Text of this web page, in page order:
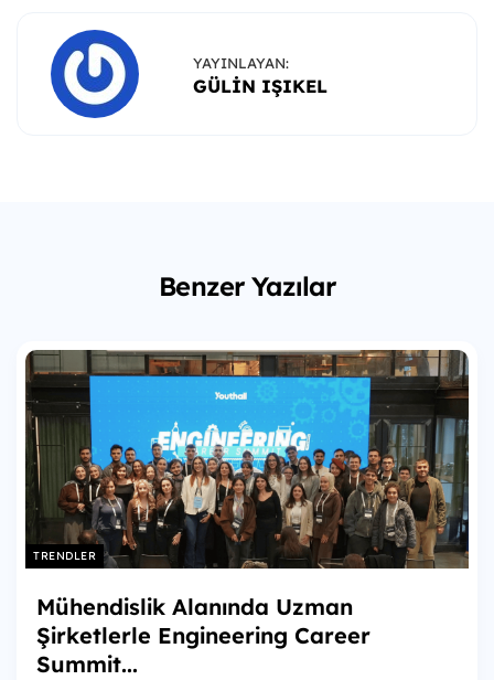
YAYINLAYAN:
GÜLIN IŞIKEL
Benzer Yazılar
TRENDLER
Mühendislik Alanında Uzman
Şirketlerle Engineering Career
Summit...